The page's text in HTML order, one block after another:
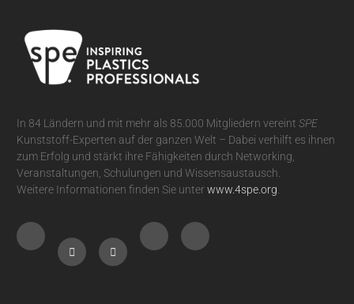
In 84 Ländern und mit mehr als 85.000 Mitgliedern vereint SPE
Kunststoff-Experten auf der ganzen Welt – Dabei verhilft es ihnen
zum Erfolg und stärkt ihre Fähigkeiten durch Networking,
Veranstaltungen, Schulungen und Wissensaustausch.
Weitere Informationen finden Sie unterwww.4spe.org.